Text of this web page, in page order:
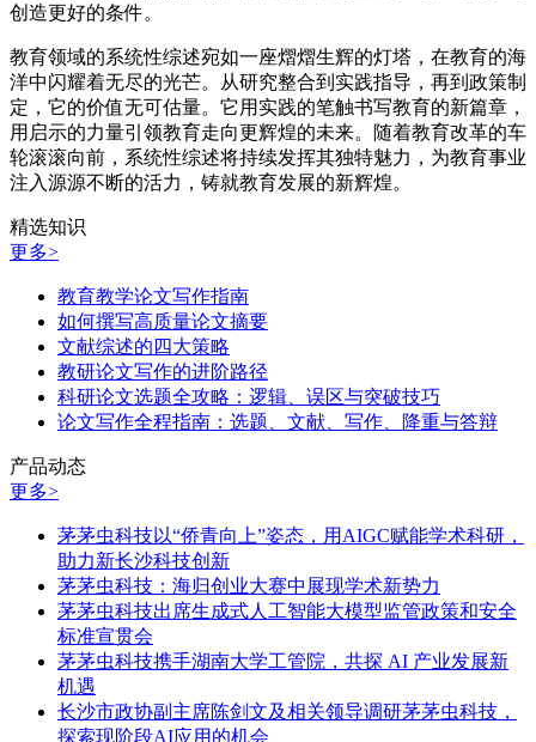
创造更好的条件。
教育领域的系统性综述宛如一座熠熠生辉的灯塔，在教育的海
洋中闪耀着无尽的光芒。从研究整合到实践指导，再到政策制
定，它的价值无可估量。它用实践的笔触书写教育的新篇章，
用启示的力量引领教育走向更辉煌的未来。随着教育改革的车
轮滚滚向前，系统性综述将持续发挥其独特魅力，为教育事业
注入源源不断的活力，铸就教育发展的新辉煌。
精选知识
更多>
教育教学论文写作指南
如何撰写高质量论文摘要
文献综述的四大策略
教研论文写作的进阶路径
科研论文选题全攻略：逻辑、误区与突破技巧
论文写作全程指南：选题、文献、写作、降重与答辩
产品动态
更多>
茅茅虫科技以“侨青向上”姿态，用AIGC赋能学术科研，
助力新长沙科技创新
茅茅虫科技：海归创业大赛中展现学术新势力
茅茅虫科技出席生成式人工智能大模型监管政策和安全
标准宣贯会
茅茅虫科技携手湖南大学工管院，共探 AI 产业发展新
机遇
长沙市政协副主席陈剑文及相关领导调研茅茅虫科技，
探索现阶段AI应用的机会